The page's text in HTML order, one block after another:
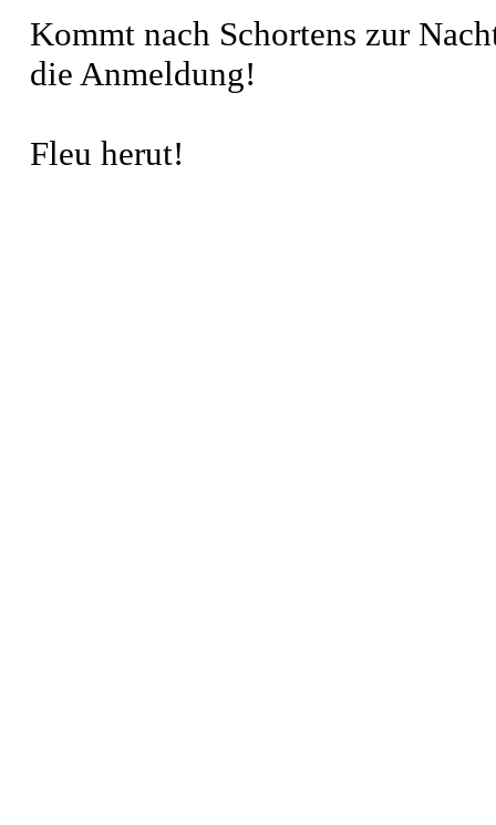
Kommt nach Schortens zur
die Anmeldung!
Fleu herut!